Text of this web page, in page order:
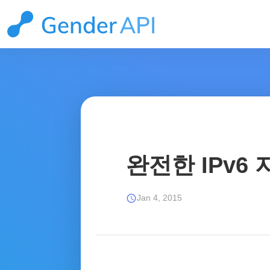
완전한 IPv6
scheduleJan 4, 2015